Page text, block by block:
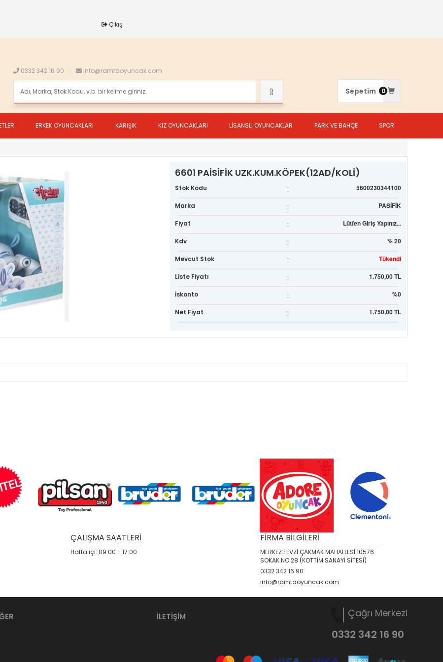
Çıkış
0332 342 16 90 info@ramtaoyuncak.com
Sepetim 0
ERKEK OYUNCAKLARI KARIŞIK KIZ OYUNCAKLARI LİSANSLI OYUNCAKLAR PARK VE BAHÇE SPOR
6601 PAİSİFİK UZK.KUM.KÖPEK(12AD/KOLİ)
Stok Kodu : 5600230344100
Marka : PASİFİK
Fiyat : Lütfen Giriş Yapınız...
Kdv : % 20
Mevcut Stok : Tükendi
Liste Fiyatı : 1.750,00 TL
İskonto : %0
Net Fiyat : 1.750,00 TL
ÇALIŞMA SAATLERİ
Hafta içi: 09:00 - 17:00
FİRMA BİLGİLERİ
MERKEZ:FEVZİ ÇAKMAK MAHALLESİ 10576.
SOKAK NO:28 (KOTTİM SANAYİ SİTESİ)
0332 342 16 90
info@ramtaoyuncak.com
İLETİŞİM Çağrı Merkezi
0332 342 16 90